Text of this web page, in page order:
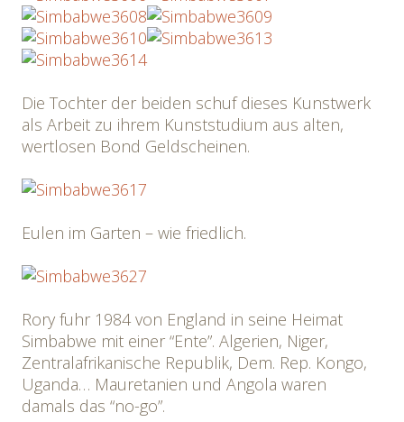
Die Tochter der beiden schuf dieses Kunstwerk
als Arbeit zu ihrem Kunststudium aus alten,
wertlosen Bond Geldscheinen.
Eulen im Garten – wie friedlich.
Rory fuhr 1984 von England in seine Heimat
Simbabwe mit einer “Ente”. Algerien, Niger,
Zentralafrikanische Republik, Dem. Rep. Kongo,
Uganda… Mauretanien und Angola waren
damals das “no-go”.